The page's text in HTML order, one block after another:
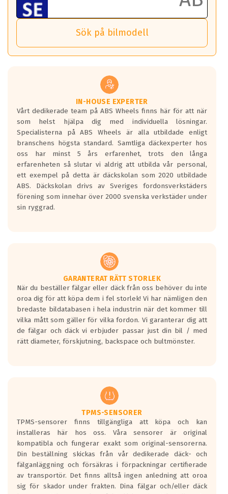
Ett klass A däck kommer ha 6,5% bättre
bränsleförbrukning än ett klass G däck.
Det betyder att om man kör 10,000 km,
så sparar man 50 liter bränsle med ett
vilken körstil du använder.
Våtgrepp egenskaper:
Betygsskalan är satt A till F. Där A påvisar
den kortaste bromssträckan och F är den
längsta.
Inga D eller G betyg delas ut för
personbilar och lätta lastbilar.
Betyget sätts efter ett test där däcken
skall bromsa in på en väg där det ligger
0.5-1.5 mm vatten.
I 80km/h kommer skillnaden på
Vid körning i över 50km/h brukar
rullmotståndets ljud överträffa
motorljudet.
På däckmärkningen kommer det finnas
en symbol av ett däck med vågar. Hög
bullernivå markeras med svarta vågor
medans de vita vågorna påvisar om det är
ett tyst däck.
regelverket som introduceras år 2016.
Ett däck med två svarta vågor är redan
godkända för år 2016 nya regelverk.
Ett däck med en svart våg kommer vara
minst tre decibel tystare än det
regelverk som börjar gälla 2016.
Sök på bilmodell
IN-HOUSE EXPERTER
Vårt dedikerade team på ABS Wheels finns här för att när
som helst hjälpa dig med individuella lösningar.
Specialisterna på ABS Wheels är alla utbildade enligt
branschens högsta standard. Samtliga däckexperter hos
oss har minst 5 års erfarenhet, trots den långa
erfarenheten så slutar vi aldrig att utbilda vår personal,
ett exempel på detta är däckskolan som 2020 utbildade
ABS. Däckskolan drivs av Sveriges fordonsverkstäders
förening som innehar över 2000 svenska verkstäder under
sin ryggrad.
GARANTERAT RÄTT STORLEK
När du beställer fälgar eller däck från oss behöver du inte
oroa dig för att köpa dem i fel storlek! Vi har nämligen den
bredaste bildatabasen i hela industrin när det kommer till
vilka mått som gäller för vilka fordon. Vi garanterar dig att
de fälgar och däck vi erbjuder passar just din bil / med
rätt diameter, förskjutning, backspace och bultmönster.
TPMS-SENSORER
TPMS-sensorer finns tillgängliga att köpa och kan
installeras här hos oss. Våra sensorer är original
kompatibla och fungerar exakt som original-sensorerna.
Din beställning skickas från vår dedikerade däck- och
fälganläggning och försäkras i förpackningar certifierade
av transportör. Det finns alltså ingen anledning att oroa
sig för skador under frakten. Dina fälgar och/eller däck